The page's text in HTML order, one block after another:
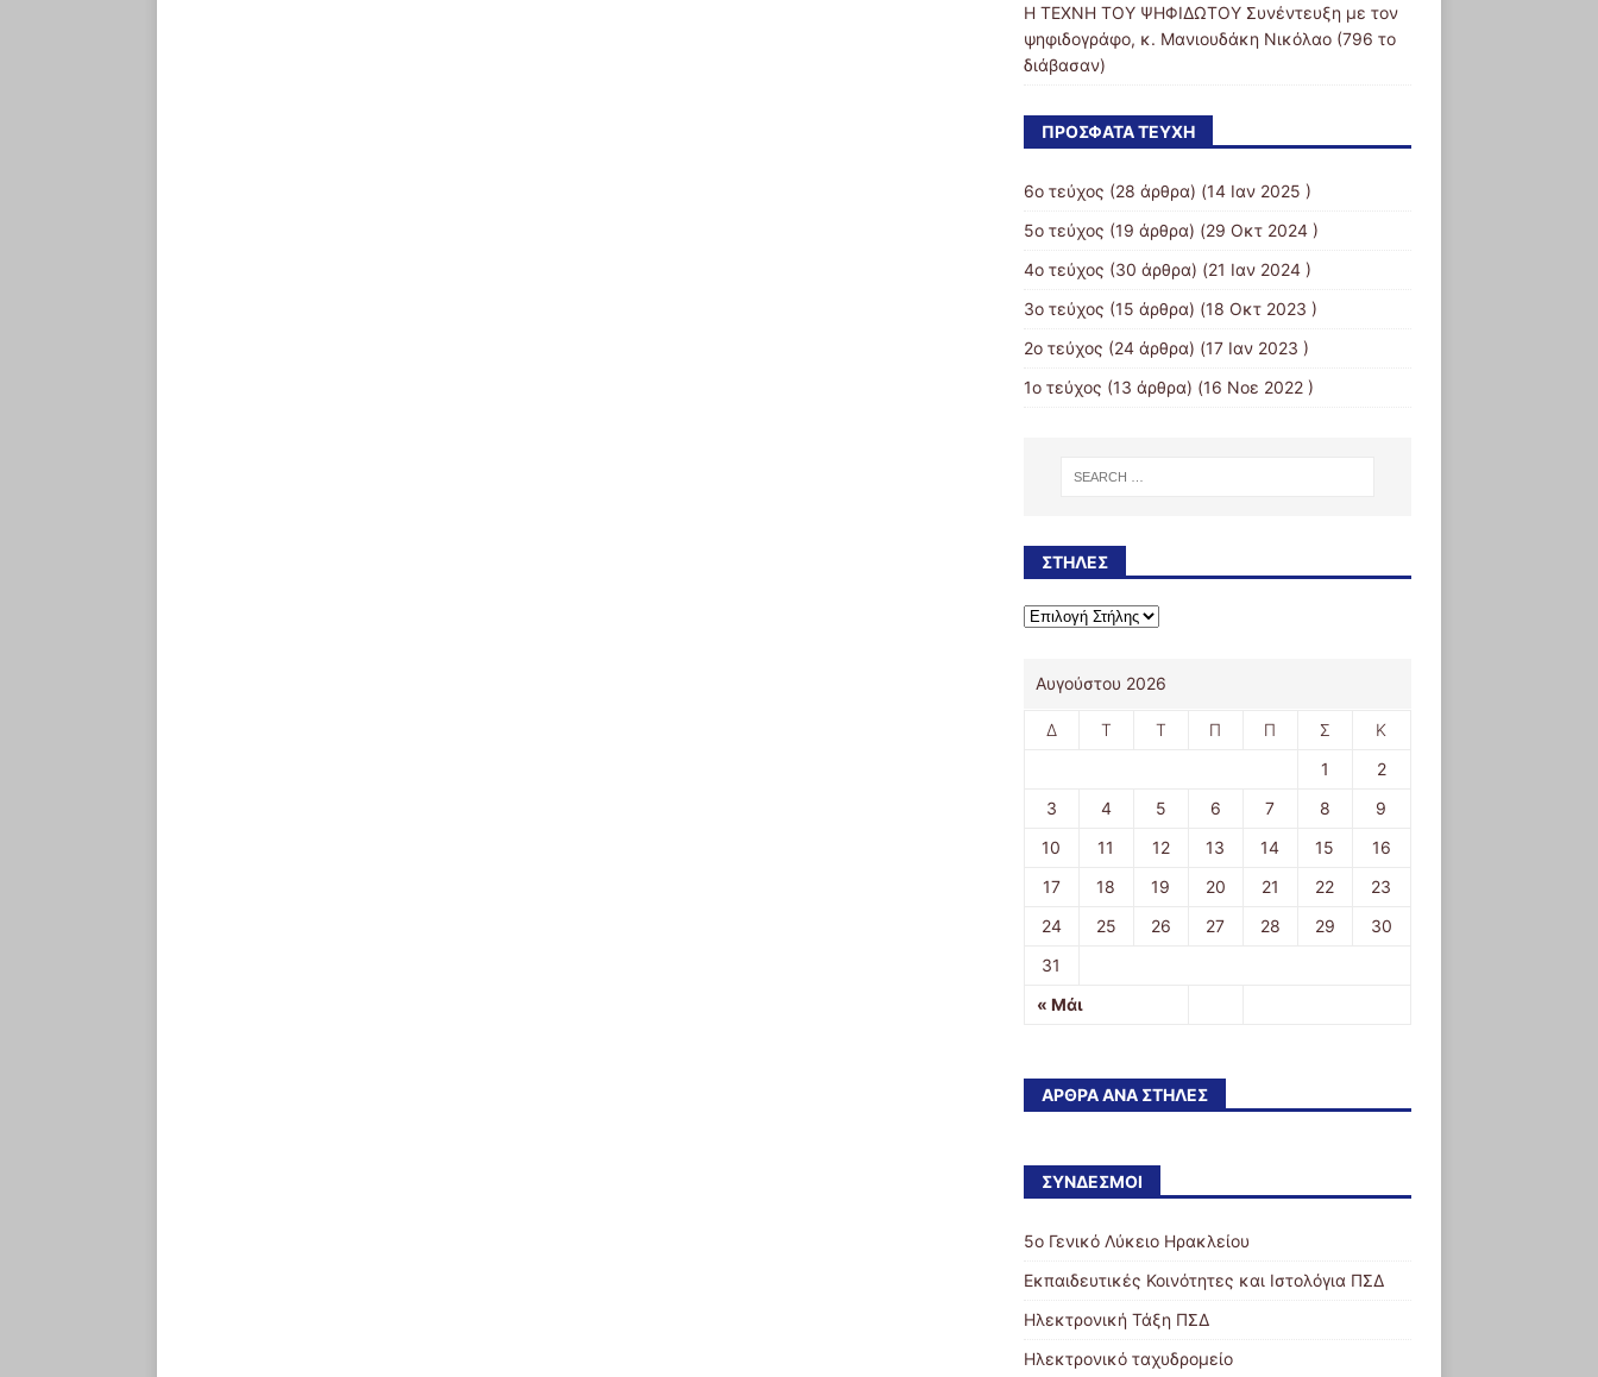
Η ΤΕΧΝΗ ΤΟΥ ΨΗΦΙΔΩΤΟΥ Συνέντευξη με τον
ψηφιδογράφο, κ. Μανιουδάκη Νικόλαο (796 το
διάβασαν)
ΠΡΌΣΦΑΤΑ ΤΕΎΧΗ
6ο τεύχος (28 άρθρα) (14 Ιαν 2025 )
5ο τεύχος (19 άρθρα) (29 Οκτ 2024 )
4ο τεύχος (30 άρθρα) (21 Ιαν 2024 )
3o τεύχος (15 άρθρα) (18 Οκτ 2023 )
2o τεύχος (24 άρθρα) (17 Ιαν 2023 )
1ο τεύχος (13 άρθρα) (16 Νοε 2022 )
ΣΤΉΛΕΣ
Αυγούστου 2026
Δ Τ Τ Π Π Σ Κ
« Μάι
1
2
3
4 5 6 7 8
9
10
11 12 13 14 15
16
17
18 19 20 21 22
23
24
25 26 27 28 29
30
31
ΆΡΘΡΑ ΑΝΆ ΣΤΉΛΕΣ
ΣΎΝΔΕΣΜΟΙ
5o Γενικό Λύκειο Ηρακλείου
Εκπαιδευτικές Κοινότητες και Ιστολόγια ΠΣΔ
Ηλεκτρονική Τάξη ΠΣΔ
Ηλεκτρονικό ταχυδρομείο